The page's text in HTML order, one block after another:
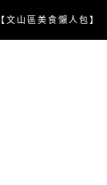
【文山區美食懶人包】